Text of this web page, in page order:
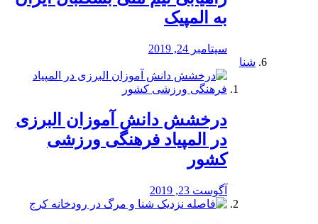
به المپیک
سپتامبر 24, 2019
شنا
درخشش دانش آموزان البرزی
در المپیاد فرهنگی ورزشی
کشور
آگوست 23, 2019